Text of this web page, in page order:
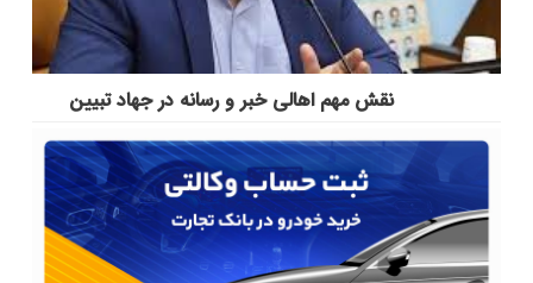
نقش مهم اهالی خبر و رسانه در جهاد تبیین